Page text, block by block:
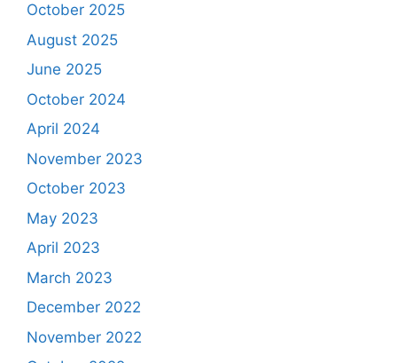
October 2025
August 2025
June 2025
October 2024
April 2024
November 2023
October 2023
May 2023
April 2023
March 2023
December 2022
November 2022